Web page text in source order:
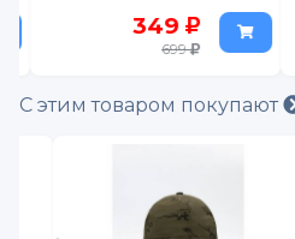
349
699
С этим товаром покупают